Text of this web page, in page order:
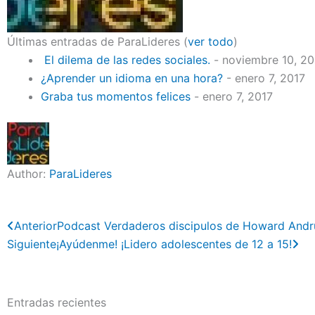
Últimas entradas de ParaLideres (ver todo)
El dilema de las redes sociales. - noviembre 10,
¿Aprender un idioma en una hora? - enero 7, 2017
Graba tus momentos felices - enero 7, 2017
Author: ParaLideres
Previo
AnteriorPodcast Verdaderos discipulos de Howard
Siguiente¡Ayúdenme! ¡Lidero adolescentes de 12 a 15!
Entradas recientes